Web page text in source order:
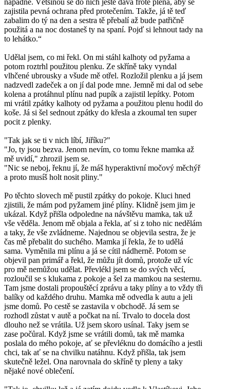
nápadné. Většinou se do nich ještě dává froté plena, aby se
zajistila pevná ochrana před protečením. Takže, já tě teď
zabalim do tý na den a sestra tě přebalí až bude patřičně
použitá a na noc dostaneš ty na spaní. Pojď si lehnout tady na
to lehátko.“
Udělal jsem, co mi řekl. On mi stáhl kalhoty od pyžama a
potom roztrhl použitou plenku. Ze skříně taky vyndal
vlhčené ubrousky a všude mě otřel. Rozložil plenku a já jsem
nadzvedl zadeček a on jí dal pode mne. Jemně mi dal od sebe
kolena a protáhnul plínu nad pupík a zajistil lepítky. Potom
mi vrátil zpátky kalhoty od pyžama a použitou plenu hodil do
koše. Já si šel sednout zpátky do křesla a zkoumal ten super
pocit z plenky.
"Tak jak se ti v nich líbí, Jiříku?"
"Jo, ty jsou bezva. Jenom nevím, co tomu řekne mamka až
mě uvidí," zhrozil jsem se.
"Nic se neboj, řeknu jí, že máš hyperaktivní močový měchýř
a proto musíš holt nosit pliny."
Po těchto slovech mě pustil zpátky do pokoje. Kluci hned
zjistili, že mám pod pyžamem jiné plíny. Klidně jsem jim je
ukázal. Když přišla odpoledne na návštěvu mamka, tak už
vše věděla. Jenom mě objala a řekla, ať si z toho nic nedělám
a taky, že vše zvládneme. Najednou se objevila sestra, že je
čas mě přebalit do suchého. Mamka jí řekla, že to udělá
sama. Vyměnila mi plínu a já se cítil nádherně. Potom se
objevil pan primář a řekl, že můžu jít domů, protože už víc
pro mě nemůžou udělat. Převlékl jsem se do svých věcí,
rozloučil se s klukama z pokoje a šel za mamkou na sesternu.
Tam jsme dostali propouštěcí zprávu a taky plíny a to vždy tři
balíky od každého druhu. Mamka mě odvedla k autu a jeli
jsme domů. Po cestě se zastavila v obchodě. Já sem se
rozhodl zůstat v autě a počkat na ní. Trvalo to docela dost
dlouho než se vrátila. Už jsem skoro usínal. Taky jsem se
zase počůral. Když jsme se vrátili domů, tak mě mamka
poslala do mého pokoje, ať se převléknu do domácího a jestli
chci, tak ať se na chvilku natáhnu. Když přišla, tak jsem
skutečně ležel. Ona narovnala do skříně ty pleny a taky
nějaké nové oblečení.